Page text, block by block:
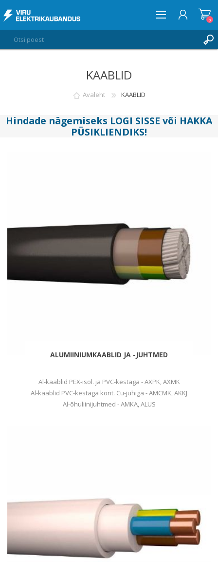
0
KAABLID
Avaleht KAABLID
Hindade nägemiseks LOGI SISSE või HAKKA
PÜSIKLIENDIKS!
ALUMIINIUMKAABLID JA -JUHTMED
Al-kaablid PEX-isol. ja PVC-kestaga - AXPK, AXMK
Al-kaablid PVC-kestaga kont. Cu-juhiga - AMCMK, AKKJ
Al-õhuliinijuhtmed - AMKA, ALUS